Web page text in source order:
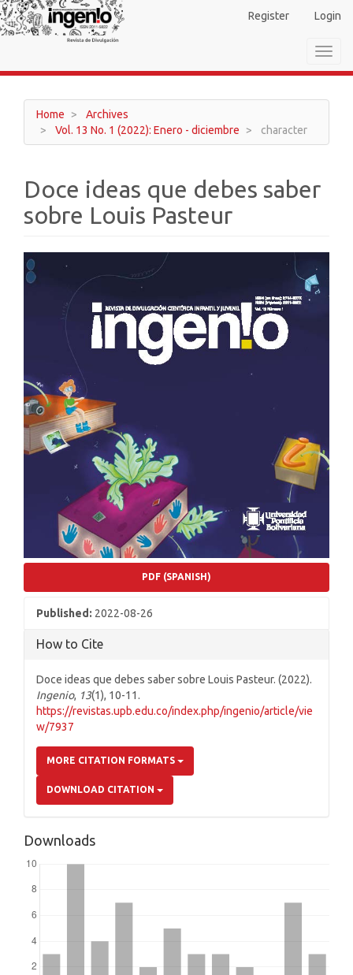
Main
Navigation
Main
Sidebar
Register Login
Home
Archives
Vol. 13 No. 1 (2022): Enero - diciembre
character
Doce ideas que debes saber
sobre Louis Pasteur
Article
Sidebar
PDF (SPANISH)
Published: 2022-08-26
How to Cite
Doce ideas que debes saber sobre Louis Pasteur. (2022).
Ingenio, 13(1), 10-11.
https://revistas.upb.edu.co/index.php/ingenio/article/vie
w/7937
MORE CITATION FORMATS
DOWNLOAD CITATION
Downloads